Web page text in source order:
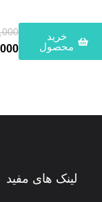
خرید
محصول
لینک های مفید